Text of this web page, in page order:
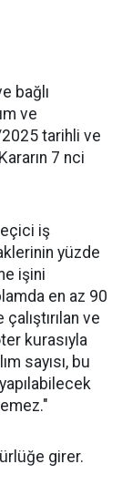
bağlı
ve
tarihli ve
7 nci
iş
yüzde
işini
en az 90
ve
kurasıyla
sayısı, bu
girer.